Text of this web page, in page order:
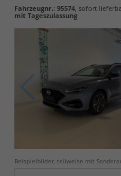
Fahrzeugnr.: 95574 sofort
mit Tageszulassung
Beispielbilder, teilweise mit